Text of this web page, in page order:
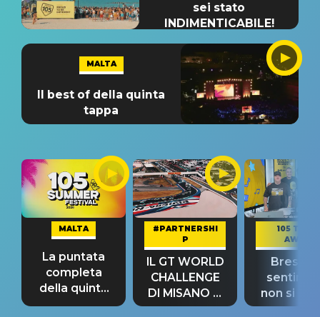
sei stato
INDIMENTICABILE!
MALTA
Il best of della quinta
tappa
MALTA
La puntata
completa
della quinta
tappa
#PARTNERSHI
P
IL GT WORLD
CHALLENGE
DI MISANO si
riconferma
105 TAKE
AWAY
Bresh:
non si
fino alla